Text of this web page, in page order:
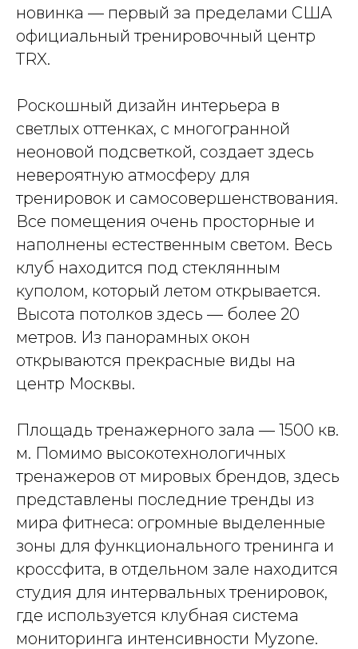
новинка — первый за пределами США
официальный тренировочный центр
TRX.
Роскошный дизайн интерьера в
светлых оттенках, с многогранной
неоновой подсветкой, создает здесь
невероятную атмосферу для
тренировок и самосовершенствования.
Все помещения очень просторные и
наполнены естественным светом. Весь
клуб находится под стеклянным
куполом, который летом открывается.
Высота потолков здесь — более 20
метров. Из панорамных окон
открываются прекрасные виды на
центр Москвы.
Площадь тренажерного зала — 1500 кв.
м. Помимо высокотехнологичных
тренажеров от мировых брендов, здесь
представлены последние тренды из
мира фитнеса: огромные выделенные
зоны для функционального тренинга и
кроссфита, в отдельном зале находится
студия для интервальных тренировок,
где используется клубная система
мониторинга интенсивности Myzone.